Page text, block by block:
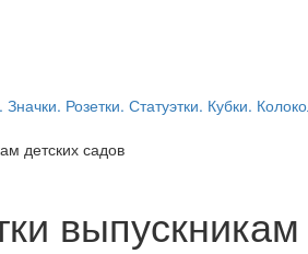
Розетки. Статуэтки. Кубки.
детских садов